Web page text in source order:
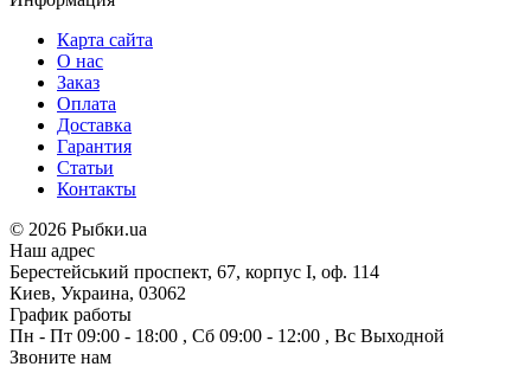
Карта сайта
О нас
Заказ
Оплата
Доставка
Гарантия
Статьи
Контакты
© 2026 Рыбки.ua
Наш адрес
Берестейський проспект, 67, корпус I, оф. 114
Киев, Украина, 03062
График работы
Пн - Пт 09:00 - 18:00 , Сб 09:00 - 12:00 , Вс Выходной
Звоните нам